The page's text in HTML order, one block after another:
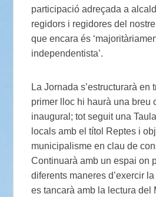
participació adreçada a
regidors i regidores del
que encara és
independentista’.
La Jornada s’estructurarà en
primer lloc hi haurà una breu
inaugural; tot seguit una
locals amb el títol Reptes i
municipalisme en clau de
Continuarà amb un espai on
diferents maneres d’exercir
es tancarà amb la lectura del